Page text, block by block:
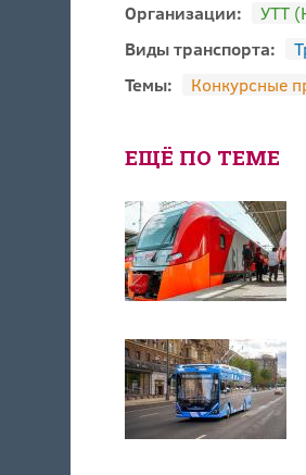
Организации:
УТТ
Виды транспорта:
Темы:
Конкурсные
ЕЩЁ ПО ТЕМЕ